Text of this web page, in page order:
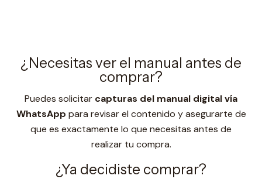
¿Necesitas ver el manual antes de
comprar?
Puedes solicitar capturas del manual digital vía
WhatsApp para revisar el contenido y asegurarte de
que es exactamente lo que necesitas antes de
realizar tu compra.
¿Ya decidiste comprar?